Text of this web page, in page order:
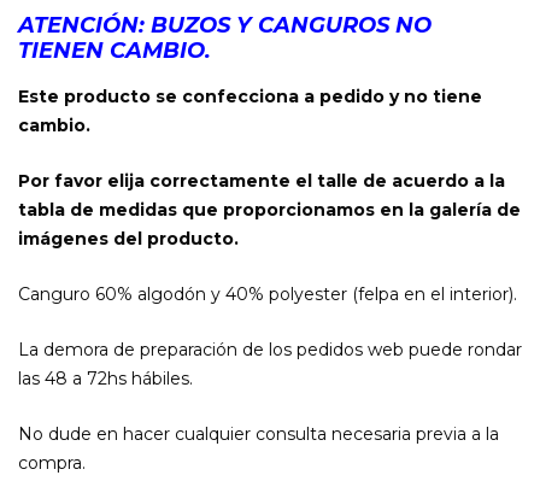
ATENCIÓN: BUZOS Y CANGUROS NO
TIENEN CAMBIO.
Este producto se confecciona a pedido y no tiene
cambio.
Por favor elija correctamente el talle de acuerdo a la
tabla de medidas que proporcionamos en la galería de
imágenes del producto.
Canguro 60% algodón y 40% polyester (felpa en el interior).
La demora de preparación de los pedidos web puede rondar
las 48 a 72hs hábiles.
No dude en hacer cualquier consulta necesaria previa a la
compra.